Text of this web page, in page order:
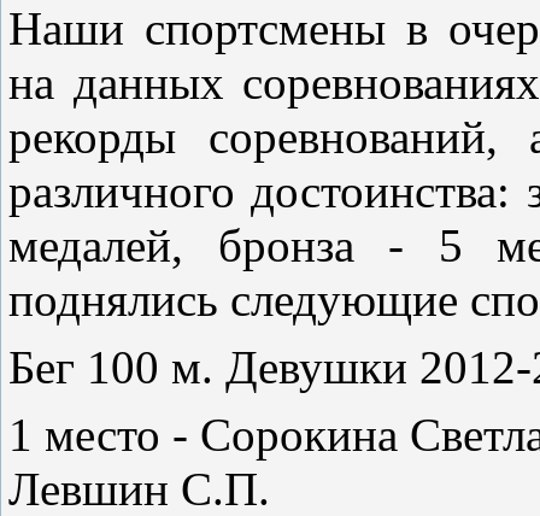
Наши спортсмены в
на данных
рекорды
различного
медалей, бронза - 5
поднялись следующие
Бег 100 м. Девушки 2012-
1 место - Сорокина
Левшин С.П.